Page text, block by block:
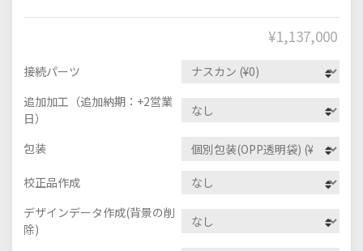
¥1,137,000
接続パーツ
追加加工（追加納期：+2営業
日）
包装
校正品作成
デザインデータ作成(背景の削
除)